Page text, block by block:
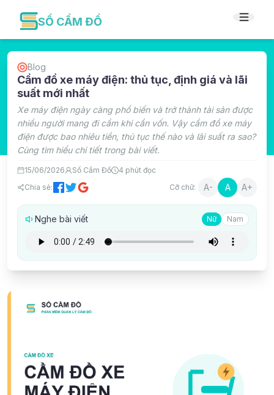
SỔ CẦM ĐỒ
Blog
Cầm đồ xe máy điện: thủ tục, định giá và lãi
suất mới nhất
Xe máy điện ngày càng phổ biến và trở thành tài sản được
nhiều người mang đi cầm khi cần vốn. Vậy cầm đồ xe máy
điện được bao nhiêu tiền, thủ tục thế nào và lãi suất ra sao?
Cùng tìm hiểu chi tiết trong bài viết.
15/06/2026 Sổ Cầm Đồ 4 phút đọc
Chia sẻ:
Cỡ chữ: A- A A+
Nghe bài viết Nữ Nam